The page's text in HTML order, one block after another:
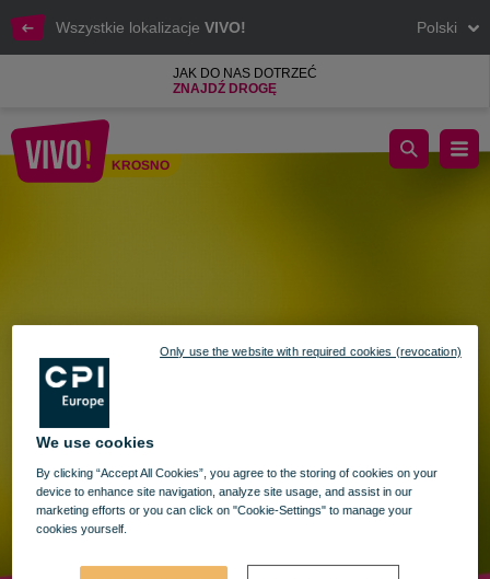
Wszystkie lokalizacje VIVO! Polski
JAK DO NAS DOTRZEĆ
ZNAJDŹ DROGĘ
KROSNO
Godziny otwarcia Vivo! Krosno w Boże Ciało – 19 czerwca
We use cookies
By clicking “Accept All Cookies”, you agree to the storing of cookies on your
device to enhance site navigation, analyze site usage, and assist in our
marketing efforts or you can click on "Cookie-Settings" to manage your
cookies yourself.
Only use the website with required cookies (revocation)